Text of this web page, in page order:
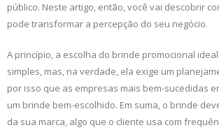
público. Neste artigo, então, você vai descobrir
pode transformar a percepção do seu negócio.
A princípio, a escolha do brinde promocional
simples, mas, na verdade, ela exige um
por isso que as empresas mais bem-sucedidas
um brinde bem-escolhido. Em suma, o brinde
da sua marca, algo que o cliente usa com